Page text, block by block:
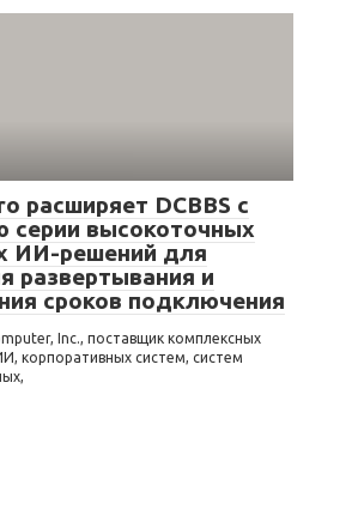
расширяет DCBBS с
высокоточных
ИИ-решений для
развертывания и
сроков подключения
Inc., поставщик комплексных
корпоративных систем, систем